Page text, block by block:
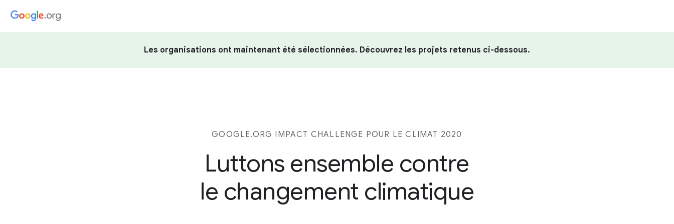
Les organisations ont maintenant été sélectionnées. Découvrez les projets retenus ci-dessous.
GOOGLE.ORG IMPACT CHALLENGE POUR LE CLIMAT 2020
Luttons ensemble contre
le changement climatique